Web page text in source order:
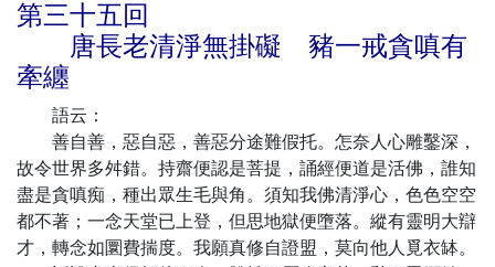
第三十五回
唐長老清淨無掛礙 豬一戒貪嗔有
牽纏
語云：
善自善，惡自惡，善惡分途難假托。怎奈人心雕鑿深，
故令世界多舛錯。持齋便認是菩提，誦經便道是活佛，誰知
盡是貪嗔痴，種出眾生毛與角。須知我佛清淨心，色色空空
都不著；一念天堂已上登，但思地獄便墮落。縱有靈明大辯
才，轉念如圜費揣度。我願真修自證盟，莫向他人覓衣缽。